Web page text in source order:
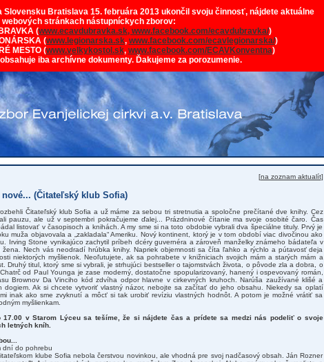
Slovensku Bratislava 15. februára 2013 ukončil svoju činnosť, nájdete aktuálne
stránkach nástupníckych zborov:
(www.ecavdubravka.sk, www.facebook.com/ecavdubravka/)
(www.legionarska.sk, www.facebook.com/ecavlegionarska/)
MESTO (www.velkykostol.sk, www.facebook.com/ECAVKonventna)
iba archívne dokumenty. Ďakujeme za porozumenie.
[na zoznam aktualít]
(Čitateľský klub Sofia)
Čitateľský klub Sofia a už máme za sebou tri stretnutia a spoločne prečítané dve knihy. Cez
pauzu, ale už v septembri pokračujeme ďalej... Prázdninové čítanie ma svoje osobité čaro. Čas
listovať v časopisoch a knihách. A my sme si na toto obdobie vybrali dva špeciálne tituly. Prvý je
muža objavovala a „zakladala“ Ameriku. Nový kontinent, ktorý je v tom období viac divočinou ako
Irving Stone vynikajúco zachytil príbeh dcéry guvernéra a zároveň manželky známeho bádateľa v
žena. Nech vás neodradí hrúbka knihy. Napriek objemnosti sa číta ľahko a rýchlo a pútavosť deja
niektorých myšlienok. Neoľutujete, ak sa pohrabete v knižniciach svojich mám a starých mám a
Druhý titul, ktorý sme si vybrali, je strhujúci bestseller o tajomstvách života, o pôvode zla a dobra, o
od Paul Younga je zase moderný, dostatočne spopularizovaný, hanený i ospevovaný román,
Brownov Da Vinciho kód zdvíha odpor hlavne v cirkevných kruhoch. Narúša zaužívané klišé a
dogiem. Ak si chcete vytvoriť vlastný názor, nebojte sa začítať do jeho obsahu. Niekedy sa oplatí
inak ako sme zvyknutí a môcť si tak urobiť revíziu vlastných hodnôt. A potom je možné vrátiť sa
myšlienkam.
17.00 v Starom Lýceu sa tešíme, že si nájdete čas a prídete sa medzi nás podeliť o svoje
letných kníh.
dní do pohrebu
klube Sofia nebola čerstvou novinkou, ale vhodná pre svoj nadčasový obsah. Ján Rozner